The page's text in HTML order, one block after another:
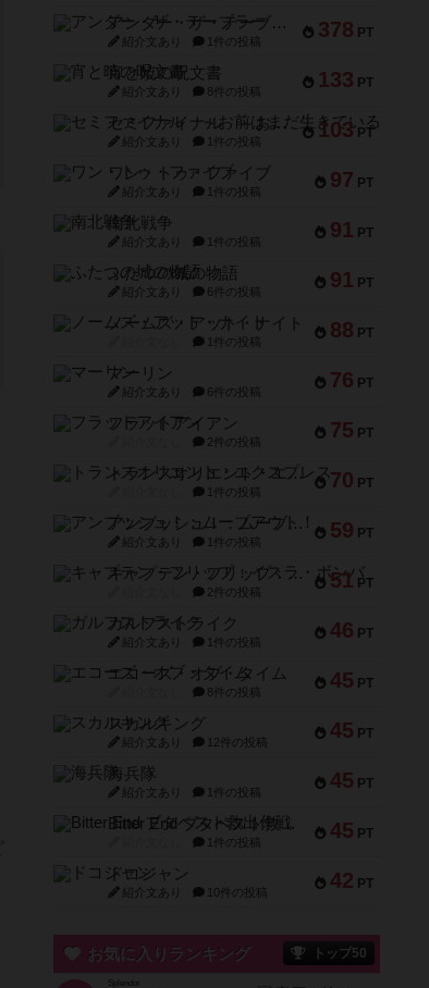
378 PT
アンダー・ザ・テーブラー
紹介文あり 1件の投稿
133 PT
宵と暁の呪文書
紹介文あり 8件の投稿
103 PT
セミファイナル ～お前はまだ生きている～
紹介文あり 1件の投稿
97 PT
ワン・トゥ・ファイブ
紹介文あり 1件の投稿
91 PT
南北戦争
紹介文あり 1件の投稿
91 PT
ふたつの城の物語
紹介文あり 6件の投稿
88 PT
ノームズ・アット・ナイト
1件の投稿
76 PT
マーリン
紹介文あり 6件の投稿
75 PT
フラットアイアン
2件の投稿
70 PT
トランスオリエント・エクスプレス
1件の投稿
59 PT
アンブッシュ！：ムーブアウト！
紹介文あり 1件の投稿
51 PT
キャプテン・フリップ：イスラ・ボンバ
2件の投稿
46 PT
ガルフストライク
紹介文あり 1件の投稿
45 PT
エコーズ・オブ・タイム
8件の投稿
45 PT
スカルキング
紹介文あり 12件の投稿
45 PT
海兵隊
紹介文あり 1件の投稿
45 PT
Bitter End ブタペスト救出作戦
1件の投稿
42 PT
ドコジャン
紹介文あり 10件の投稿
お気に入りランキング トップ50